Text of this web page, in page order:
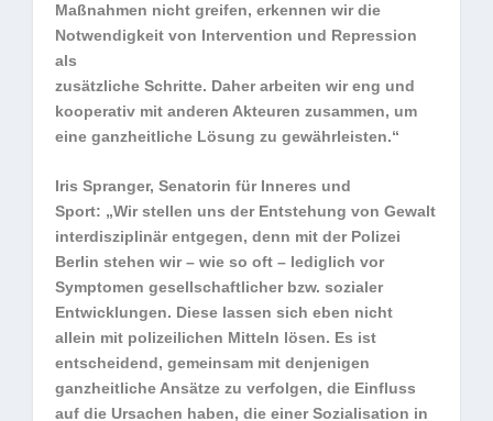
Maßnahmen nicht greifen, erkennen wir die
Notwendigkeit von Intervention und Repression
als
zusätzliche Schritte. Daher arbeiten wir eng und
kooperativ mit anderen Akteuren zusammen, um
eine ganzheitliche Lösung zu gewährleisten.“
Iris Spranger, Senatorin für Inneres und
Sport: „Wir stellen uns der Entstehung von Gewalt
interdisziplinär entgegen, denn mit der Polizei
Berlin stehen wir – wie so oft – lediglich vor
Symptomen gesellschaftlicher bzw. sozialer
Entwicklungen. Diese lassen sich eben nicht
allein mit polizeilichen Mitteln lösen. Es ist
entscheidend, gemeinsam mit denjenigen
ganzheitliche Ansätze zu verfolgen, die Einfluss
auf die Ursachen haben, die einer Sozialisation in